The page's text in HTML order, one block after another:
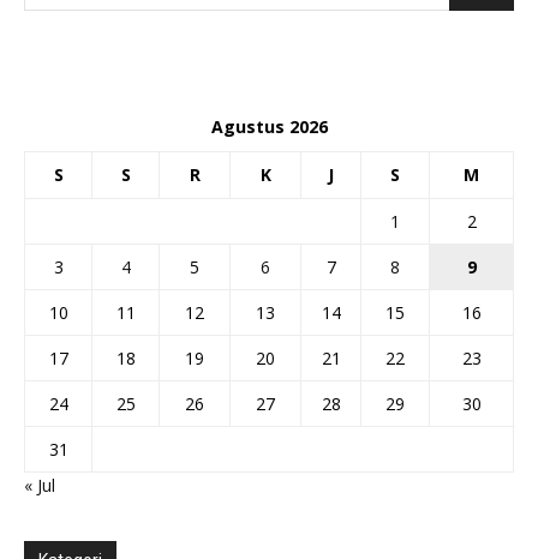
Agustus 2026
S S R K J S M
1
2
3
4 5 6 7 8
9
10
11 12 13 14 15
16
17
18 19 20 21 22
23
24
25 26 27 28 29
30
31
« Jul